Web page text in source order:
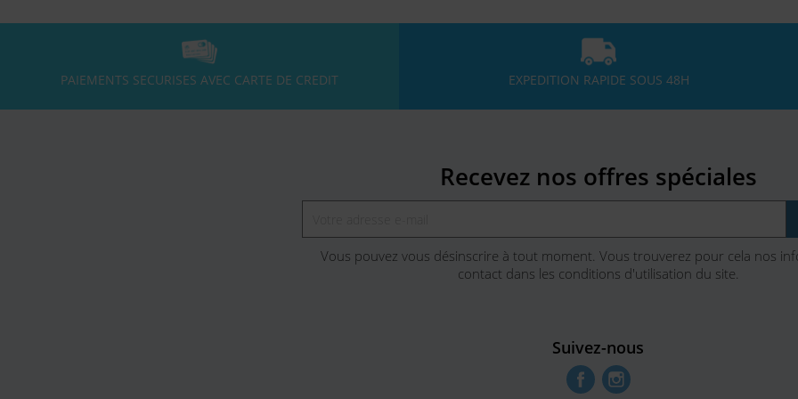
PAIEMENTS SECURISES AVEC CARTE DE CREDIT EXPEDITION RAPIDE SOUS 48H
Recevez nos offres spéciales
Vous pouvez vous désinscrire à tout moment. Vous trouverez pour cela nos
contact dans les conditions d'utilisation du site.
Suivez-nous
FacebookInstagram